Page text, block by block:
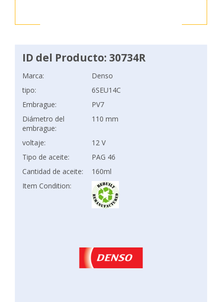
ID del Producto: 30734R
Marca:
Denso
tipo:
6SEU14C
Embrague:
PV7
Diámetro del
embrague:
110 mm
voltaje:
12 V
Tipo de aceite:
PAG 46
Cantidad de aceite:
160ml
Item Condition: